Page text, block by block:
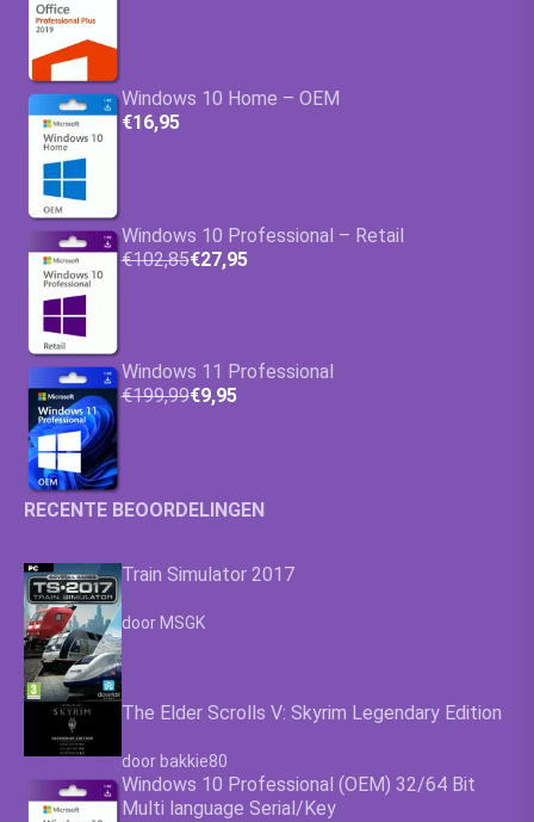
Windows 10 Home – OEM
€16,95
Windows 10 Professional – Retail
€102,85€27,95
Windows 11 Professional
€199,99€9,95
RECENTE BEOORDELINGEN
Train Simulator 2017
Waardering
door MSGK
The Elder Scrolls V: Skyrim Legendary Edition
Waardering4.63
door bakkie80
Windows 10 Professional (OEM) 32/64 Bit
Multi language Serial/Key